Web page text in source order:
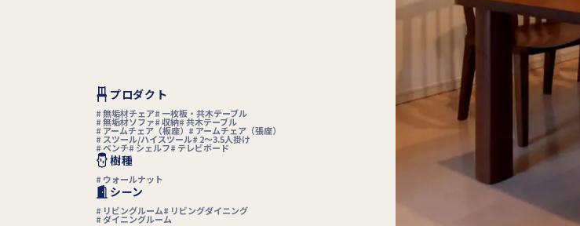
プロダクト
無垢材チェア 一枚板・共木テーブル
無垢材ソファ 収納 共木テーブル
アームチェア（板座） アームチェア（張座）
スツール/ハイスツール 2〜3.5人掛け
ベンチ シェルフ テレビボード
樹種
ウォールナット
シーン
リビングルーム リビングダイニング
ダイニングルーム